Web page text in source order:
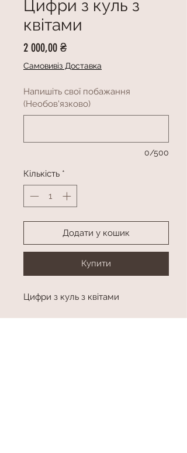
Цифри з куль з
квітами
2 000,00 ₴Ціна
Самовивіз Доставка
Напишіть свої побажання
(Необов'язково)
0/500
Кількість *
Додати у кошик
Купити
Цифри з куль з квітами